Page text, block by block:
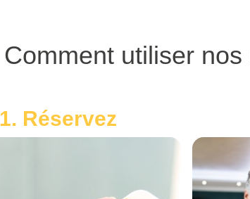
Comment utiliser
1. Réservez